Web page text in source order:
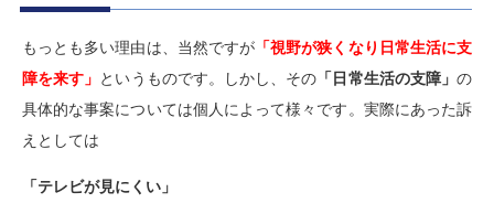
もっとも多い理由は、当然ですが 「視野が狭くなり日常生活に支
障を来す」 というものです。しかし、その 「日常生活の支障」の
具体的な事案については個人によって様々です。実際にあった訴
えとしては
「テレビが見にくい」